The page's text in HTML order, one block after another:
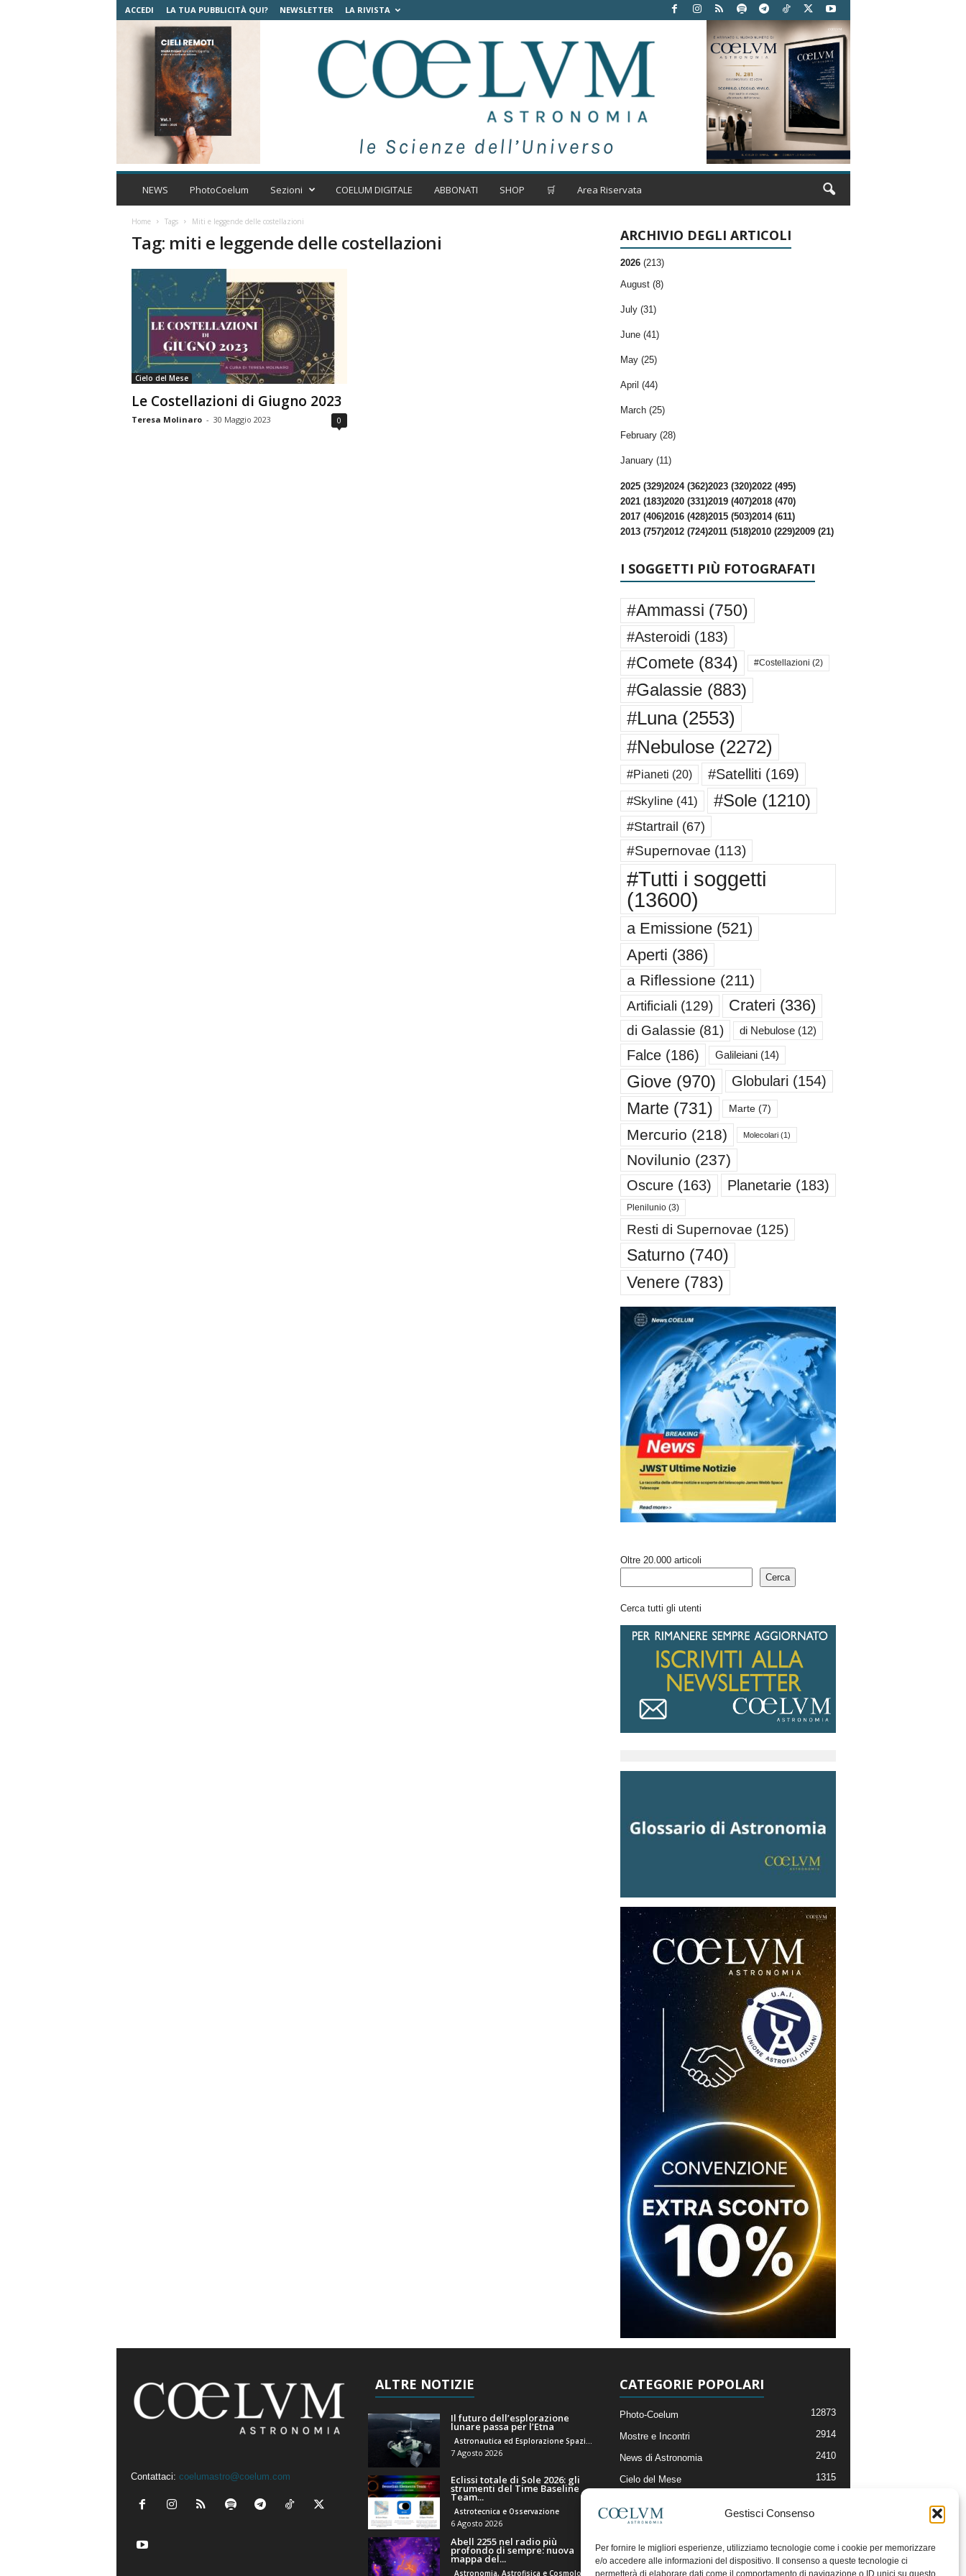
Gestisci Consenso
Per fornire le migliori esperienze, utilizziamo tecnologie come i cookie per memorizzare
e/o accedere alle informazioni del dispositivo. Il consenso a queste tecnologie ci
permetterà di elaborare dati come il comportamento di navigazione o ID unici su questo
ACCEDI LA TUA PUBBLICITÀ QUI? NEWSLETTER LA RIVISTA
C
m
t
r
o
n
o
m
i
a
NEWS PhotoCoelum Sezioni COELUM DIGITALE ABBONATI SHOP 🛒 Area Riservata
Home Tags Miti e leggende delle costellazioni
Tag: miti e leggende delle costellazioni
Cielo del Mese
Le Costellazioni di Giugno 2023
Teresa Molinaro - 30 Maggio 2023 0
ARCHIVIO DEGLI ARTICOLI
2026 (213)
August (8)
July (31)
June (41)
May (25)
April (44)
March (25)
February (28)
January (11)
2025 (329)2024 (362)2023 (320)2022 (495)
2021 (183)2020 (331)2019 (407)2018 (470)
2017 (406)2016 (428)2015 (503)2014 (611)
2013 (757)2012 (724)2011 (518)2010 (229)2009 (21)
I SOGGETTI PIÙ FOTOGRAFATI
#Ammassi (750)
#Asteroidi (183)
#Comete (834) #Costellazioni (2)
#Galassie(883)
#Luna(2553)
#Nebulose(2272)
#Pianeti (20) #Satelliti (169)
#Skyline(41) #Sole(1210)
#Startrail (67)
#Supernovae (113)
#Tutti i soggetti
(13600)
a Emissione(521)
Aperti (386)
a Riflessione (211)
Artificiali (129) Crateri (336)
di Galassie (81) di Nebulose(12)
Falce(186) Galileiani(14)
Giove(970) Globulari (154)
Marte (731) Marte(7)
Mercurio (218) Molecolari(1)
Novilunio (237)
Oscure(163) Planetarie(183)
Plenilunio(3)
Resti di Supernovae (125)
Saturno (740)
Venere (783)
Oltre 20.000 articoli
Cerca
Cerca tutti gli utenti
Contattaci: coelumastro@coelum.com
ALTRE NOTIZIE
Il futuro dell’esplorazione
lunare passa per l’Etna
Astronautica ed Esplorazione Spaziale
7 Agosto 2026
Eclissi totale di Sole 2026: gli
strumenti del Time Baseline
Team...
Astrotecnica e Osservazione
6 Agosto 2026
Abell 2255 nel radio più
profondo di sempre: nuova
mappa del...
Astronomia, Astrofisica e Cosmologia
CATEGORIE POPOLARI
Photo-Coelum 12873
Mostre e Incontri 2914
News di Astronomia 2410
Cielo del Mese 1315
Articoli e Risorse On-Line
Il Blog della Redazione